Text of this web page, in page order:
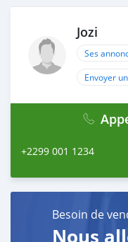
Jozi
Ses
Envoyer
+2299 001 1234
Besoin de
Nous